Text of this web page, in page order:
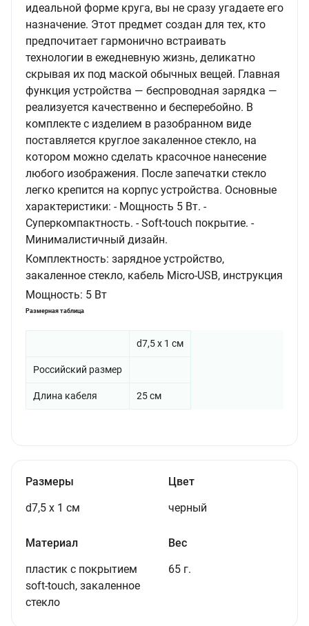
идеальной форме круга, вы не сразу угадаете его
назначение. Этот предмет создан для тех, кто
предпочитает гармонично встраивать
технологии в ежедневную жизнь, деликатно
скрывая их под маской обычных вещей. Главная
функция устройства — беспроводная зарядка —
реализуется качественно и бесперебойно. В
комплекте с изделием в разобранном виде
поставляется круглое закаленное стекло, на
котором можно сделать красочное нанесение
любого изображения. После запечатки стекло
легко крепится на корпус устройства. Основные
характеристики: - Мощность 5 Вт. -
Суперкомпактность. - Soft-touch покрытие. -
Минималистичный дизайн.
Комплектность: зарядное устройство,
закаленное стекло, кабель Micro-USB, инструкция
Мощность: 5 Вт
Размерная таблица
d7,5 х 1 см
Российский размер
Длина кабеля 25 см
Размеры
d7,5 х 1 см
Цвет
черный
Материал
пластик с покрытием
soft-touch, закаленное
стекло
Вес
65 г.